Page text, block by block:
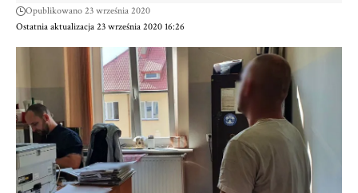
Ostatnia aktualizacja 23 września 2020 16:26
Opublikowano 23 września 2020